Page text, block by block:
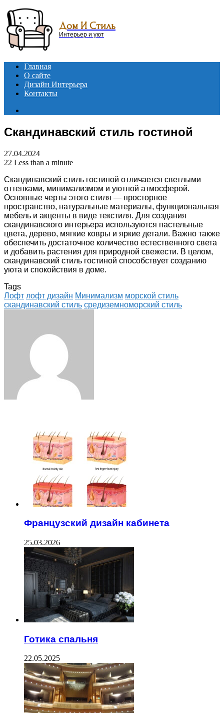
Menu
Дом И Стиль
Интерьер и уют
Главная
О сайте
Дизайн Интерьера
Контакты
Скандинавский стиль гостиной
27.04.2024
22 Less than a minute
Скандинавский стиль гостиной отличается светлыми
оттенками, минимализмом и уютной атмосферой.
Основные черты этого стиля — просторное
пространство, натуральные материалы, функциональная
мебель и акценты в виде текстиля. Для создания
скандинавского интерьера используются пастельные
цвета, дерево, мягкие ковры и яркие детали. Важно также
обеспечить достаточное количество естественного света
и добавить растения для природной свежести. В целом,
скандинавский стиль гостиной способствует созданию
уюта и спокойствия в доме.
Tags
Лофт лофт дизайн Минимализм морской стиль
скандинавский стиль средиземноморский стиль
Французский дизайн кабинета
25.03.2026
Готика спальня
22.05.2025